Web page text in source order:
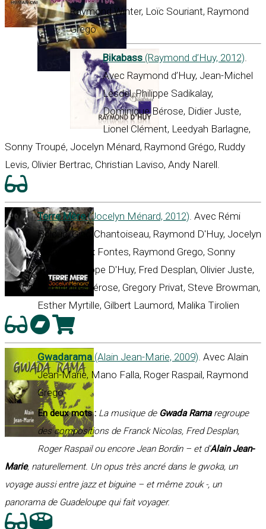
Raymond Winter, Loïc Souriant, Raymond
Grego
Bikabass (Raymond d’Huy, 2012).
Avec Raymond d’Huy, Jean-Michel
Lesdel, Philippe Sadikalay,
Dominique Bérose, Didier Juste,
Lionel Clément, Leedyah Barlagne,
Sonny Troupé, Jocelyn Ménard, Raymond Grégo, Ruddy
Levis, Olivier Bertrac, Christian Laviso, Andy Narell.
Terre Mère(Jocelyn Ménard, 2012). Avec Rémi
Bolduc, Gino Chantoiseau, Raymond D'Huy, Jocelyn
Ménard, Max Fontes, Raymond Grego, Sonny
Troupé, Philippe D'Huy, Fred Desplan, Olivier Juste,
Dominique Bérose, Gregory Privat, Steve Browman,
Esther Myrtille, Gilbert Laumord, Malika Tirolien
Gwadarama (Alain Jean-Marie, 2009). Avec Alain
Jean-Marie, Mano Falla, Roger Raspail, Raymond
Grego
En deux mots : La musique de Gwada Ramaregroupe
des compositions de Franck Nicolas, Fred Desplan,
Roger Raspail ou encore Jean Bordin – et d’Alain Jean-
Marie, naturellement. Un opus très ancré dans le gwoka, un
voyage aussi entre jazz et biguine – et même zouk -, un
panorama de Guadeloupe qui fait voyager.